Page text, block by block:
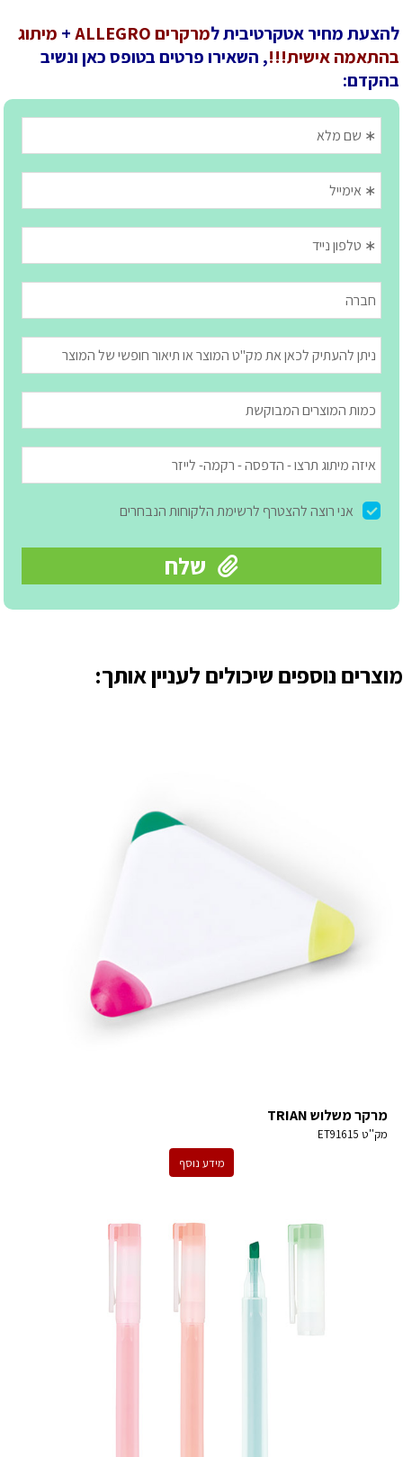
להצעת מחיר אטקרטיבית למרקרים ALLEGRO + מיתוג
בהתאמה אישית!!!, השאירו פרטים בטופס כאן ונשיב
בהקדם:
מוצרים נוספים שיכולים לעניין אותך:
מרקר משלוש TRIAN
מק''ט ET91615
מידע נוסף